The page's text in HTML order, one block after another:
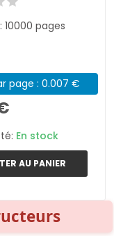
pages
page : 0.007 €
En stock
AU PANIER